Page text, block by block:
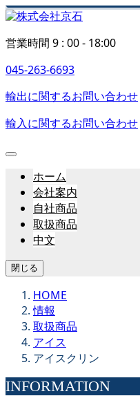
営業時間 9 : 00 - 18:00
045-263-6693
輸出に関するお問い合わせ
輸入に関するお問い合わせ
ホーム
会社案内
自社商品
取扱商品
中文
閉じる
HOME
情報
取扱商品
アイス
アイスクリン
INFORMATION